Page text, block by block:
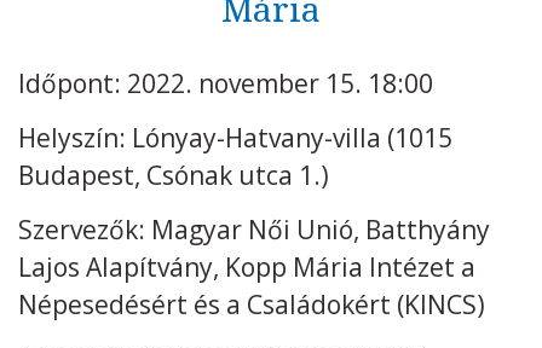
RSS
Időpont: 2022. november 15. 18:00
Helyszín: Lónyay-Hatvany-villa (1015
Budapest, Csónak utca 1.)
Szervezők: Magyar Női Unió, Batthyány
Lajos Alapítvány, Kopp Mária Intézet a
Népesedésért és a Családokért (KINCS)